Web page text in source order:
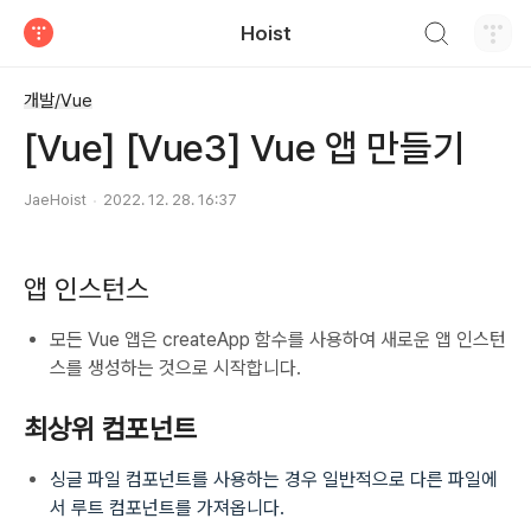
Hoist
개발/Vue
[Vue] [Vue3] Vue 앱 만들기
JaeHoist 2022. 12. 28. 16:37
앱 인스턴스
모든 Vue 앱은 createApp 함수를 사용하여 새로운 앱 인스턴
스를 생성하는 것으로 시작합니다.
최상위 컴포넌트
싱글 파일 컴포넌트를 사용하는 경우 일반적으로 다른 파일에
서 루트 컴포넌트를 가져옵니다.